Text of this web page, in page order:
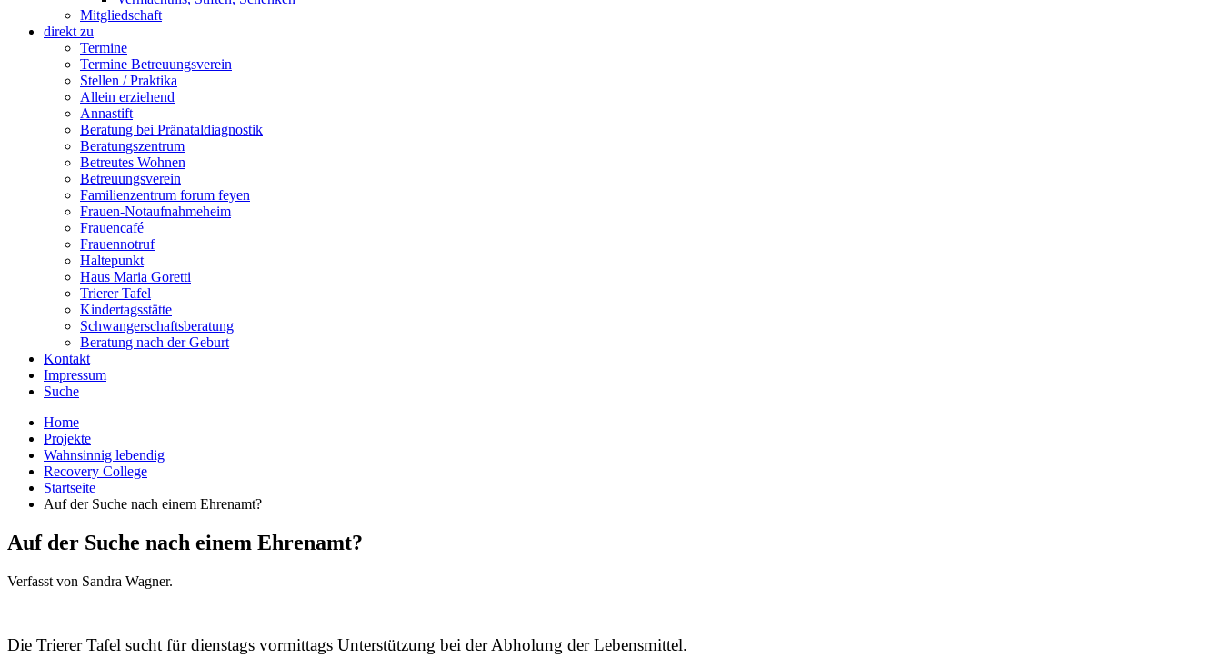
Mitgliedschaft
direkt zu
Termine
Termine Betreuungsverein
Stellen / Praktika
Allein erziehend
Annastift
Beratung bei Pränataldiagnostik
Beratungszentrum
Betreutes Wohnen
Betreuungsverein
Familienzentrum forum feyen
Frauen-Notaufnahmeheim
Frauencafé
Frauennotruf
Haltepunkt
Haus Maria Goretti
Trierer Tafel
Kindertagsstätte
Schwangerschaftsberatung
Beratung nach der Geburt
Kontakt
Impressum
Suche
Home
Projekte
Wahnsinnig lebendig
Recovery College
Startseite
Auf der Suche nach einem Ehrenamt?
Auf der Suche nach einem Ehrenamt?
Verfasst von Sandra Wagner.
Die Trierer Tafel sucht für dienstags vormittags Unterstützung bei der Abholung der Lebensmittel.